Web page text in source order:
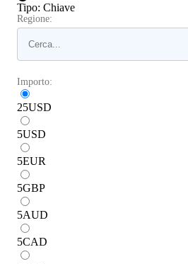
Tipo: Chiave
Regione:
Importo:
25USD
5USD
5EUR
5GBP
5AUD
5CAD